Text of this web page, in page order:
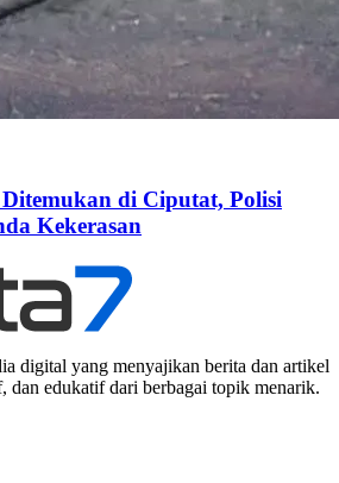
di Ciputat, Polisi
Kekerasan
digital yang menyajikan berita dan artikel
dan edukatif dari berbagai topik menarik.